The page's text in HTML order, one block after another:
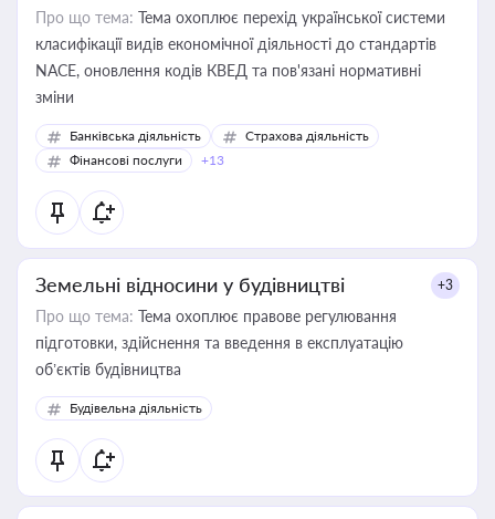
Про що тема: Тема охоплює перехід української системи
класифікації видів економічної діяльності до стандартів
NACE, оновлення кодів КВЕД та пов'язані нормативні
зміни
Банківська діяльність
Страхова діяльність
Фінансові послуги
+13
Земельні відносини у будівництві +3
Про що тема: Тема охоплює правове регулювання
підготовки, здійснення та введення в експлуатацію
об’єктів будівництва
Будівельна діяльність